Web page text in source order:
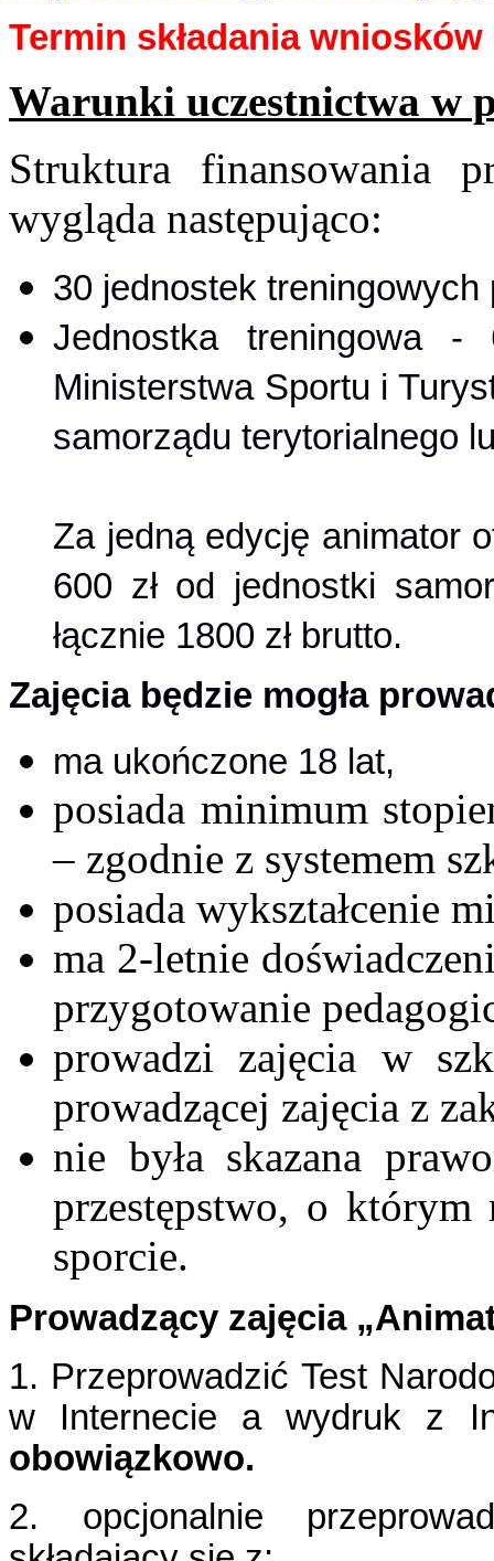
Termin składania wniosków
Warunki uczestnictwa w
Struktura finansowania
wygląda następująco:
30 jednostek treningowych
Jednostka treningowa
Ministerstwa Sportu i
samorządu terytorialnego
Za jedną edycję animator
600 zł od jednostki
łącznie 1800 zł brutto.
Zajęcia będzie mogła
ma ukończone 18 lat,
posiada minimum
– zgodnie z systemem
posiada wykształcenie
ma 2-letnie
przygotowanie
prowadzi zajęcia w
prowadzącej zajęcia z
nie była skazana
przestępstwo, o
sporcie.
Prowadzący zajęcia
1. Przeprowadzić Test
w Internecie a wydruk z
obowiązkowo.
2. opcjonalnie